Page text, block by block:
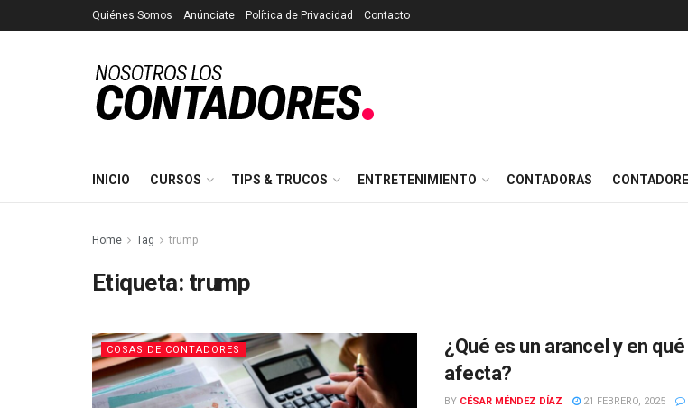
Quiénes Somos Anúnciate Política de Privacidad Contacto
INICIO CURSOS TIPS & TRUCOS ENTRETENIMIENTO CONTADORAS
Home Tag trump
Etiqueta: trump
COSAS DE CONTADORES
¿Qué es un arancel y en
afecta?
BY CÉSAR MÉNDEZ DÍAZ 21 FEBRERO, 2025